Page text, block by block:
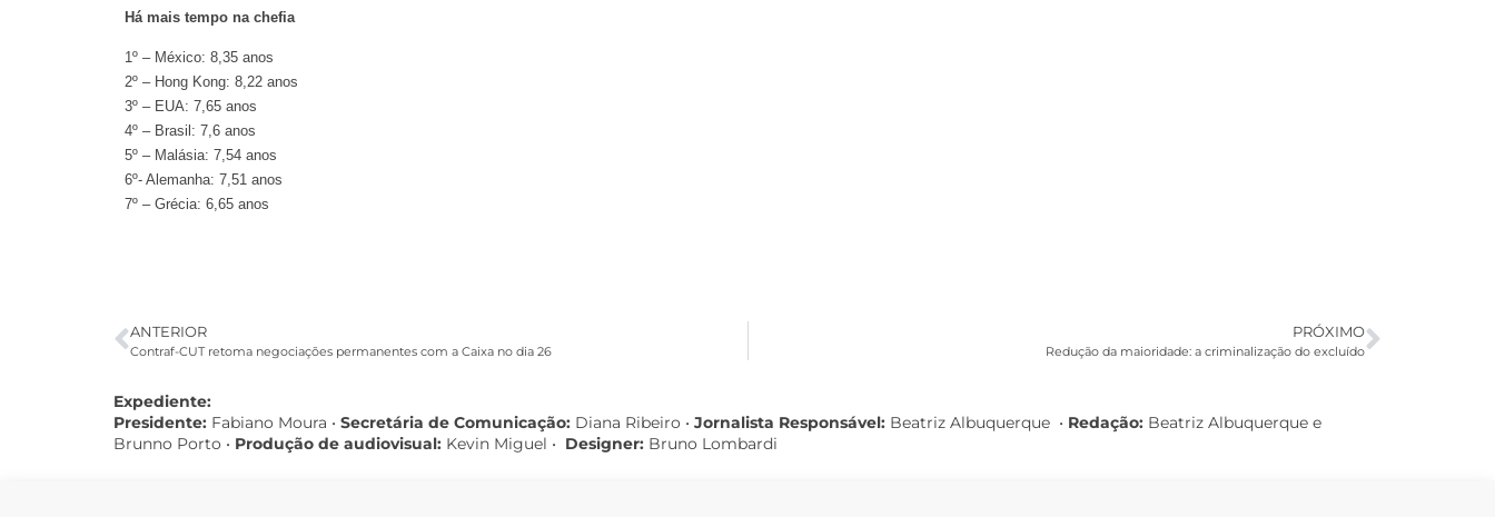
Há mais tempo na chefia
1º – México: 8,35 anos
2º – Hong Kong: 8,22 anos
3º – EUA: 7,65 anos
4º – Brasil: 7,6 anos
5º – Malásia: 7,54 anos
6º- Alemanha: 7,51 anos
7º – Grécia: 6,65 anos
ANTERIOR
Contraf-CUT retoma negociações permanentes com a Caixa no dia 26
PRÓXIMO
Redução da maioridade: a criminalização do excluído
Expediente:
Presidente: Fabiano Moura • Secretária de Comunicação: Diana Ribeiro • Jornalista Responsável: Beatriz Albuquerque • Redação: Beatriz Albuquerque e
Brunno Porto • Produção de audiovisual: Kevin Miguel • Designer: Bruno Lombardi